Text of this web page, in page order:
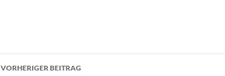
Beitragsnavigation
VORHERIGER BEITRAG